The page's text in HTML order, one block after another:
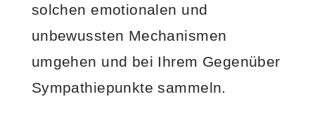
solchen emotionalen und
unbewussten Mechanismen
umgehen und bei Ihrem Gegenüber
Sympathiepunkte sammeln.